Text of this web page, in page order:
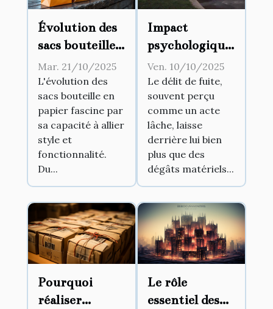
Évolution des
sacs bouteille
en papier :
Style et
fonctionnalité
Mar. 21/10/2025
L'évolution des
sacs bouteille en
papier fascine par
sa capacité à allier
style et
fonctionnalité.
Du...
Impact
psychologique
du délit de
fuite sur les
victimes et les
auteurs
Ven. 10/10/2025
Le délit de fuite,
souvent perçu
comme un acte
lâche, laisse
derrière lui bien
plus que des
dégâts matériels...
Pourquoi
réaliser
Le rôle
essentiel des